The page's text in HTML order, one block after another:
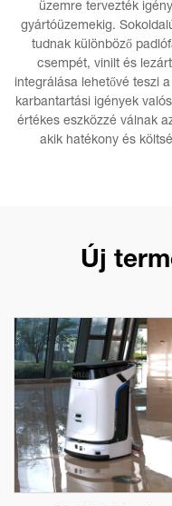
üzemre tervezték
gyártóüzemekig.
tudnak különböző
csempét, vinilt és
integrálása lehetővé teszi
karbantartási igények
értékes eszközzé válnak
akik hatékony és
Új